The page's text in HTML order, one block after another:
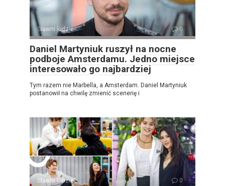
Sławni ludzie 0
Daniel Martyniuk ruszył na nocne
podboje Amsterdamu. Jedno miejsce
interesowało go najbardziej
Tym razem nie Marbella, a Amsterdam. Daniel Martyniuk
postanowił na chwilę zmienić scenerię i
Sławni ludzie 0